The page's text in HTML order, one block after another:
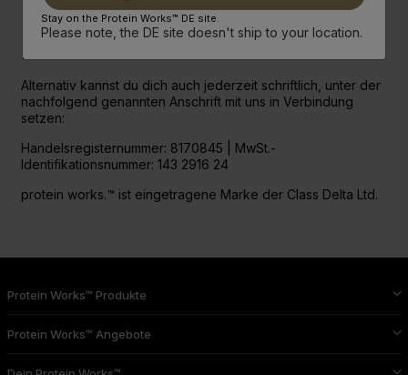
Post
Alternativ kannst du dich auch jederzeit schriftlich, unter der
nachfolgend genannten Anschrift mit uns in Verbindung
setzen:
Handelsregisternummer: 8170845 | MwSt.-
Identifikationsnummer: 143 2916 24
protein works.™ ist eingetragene Marke der Class Delta Ltd.
Protein Works™ Produkte
Protein Works™ Angebote
Stay on the Protein Works™ DE site.
Please note, the DE site doesn't ship to your location.